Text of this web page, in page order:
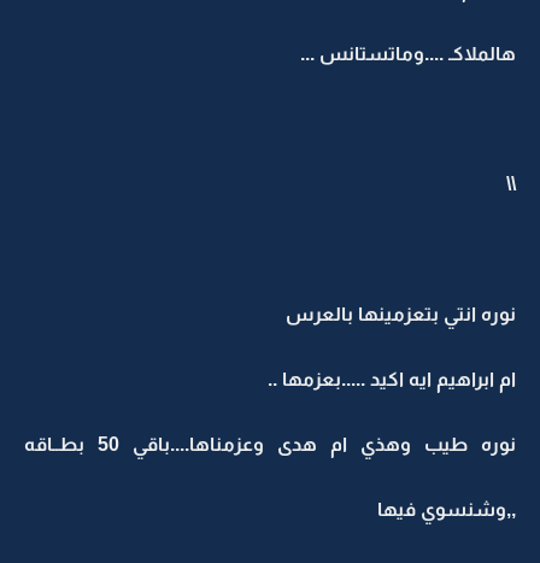
هالملاكـ ....وماتستانس ...
\\
نوره انتي بتعزمينها بالعرس
ام ابراهيم ايه اكيد .....بعزمها ..
نوره طيب وهذي ام هدى وعزمناها....باقي 50 بطــاقه
,,وشنسوي فيها